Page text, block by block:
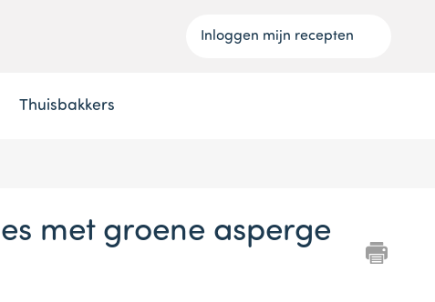
Inloggen mijn recepten
Thuisbakkers
met groene asperge